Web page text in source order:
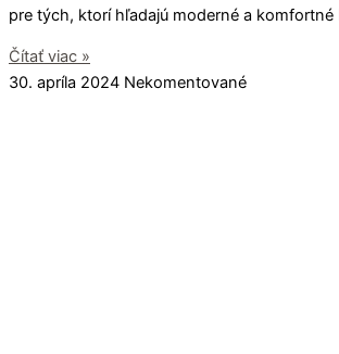
pre tých, ktorí hľadajú moderné a
Čítať viac »
30. apríla 2024 Nekomentované